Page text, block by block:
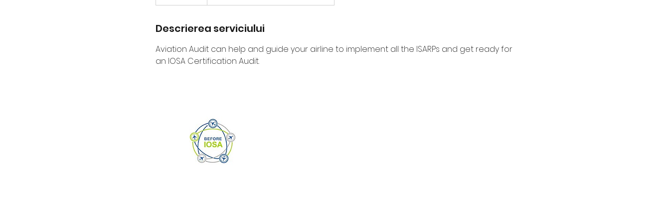
Descrierea serviciului
Aviation Audit can help and guide your airline to implement all the ISARPs and get ready for
an IOSA Certification Audit.